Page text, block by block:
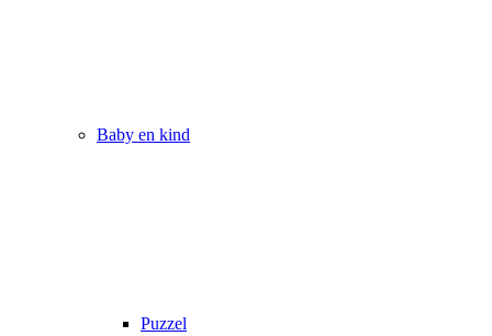
Baby en kind
Puzzel